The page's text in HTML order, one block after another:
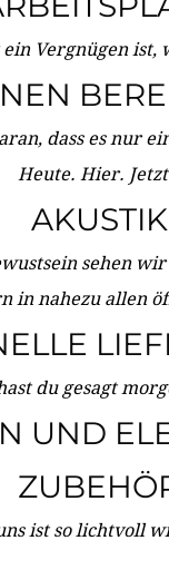
Vergnügen ist,
dass es nur
Heute. Hier.
AKUSTIK
sehen
in nahezu allen
du gesagt
UND
ist so lichtvoll